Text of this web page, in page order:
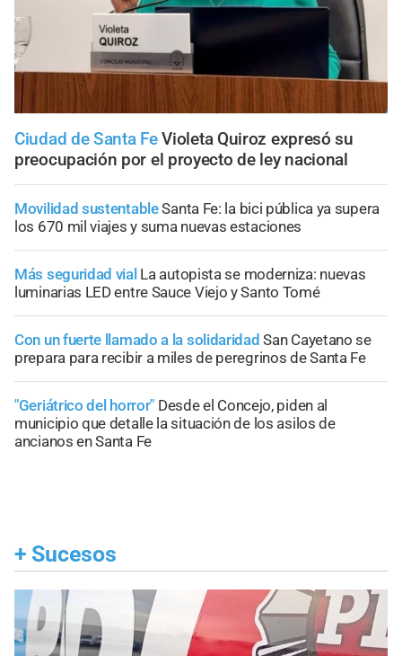
Ciudad de Santa Fe Violeta Quiroz expresó su
preocupación por el proyecto de ley nacional
Movilidad sustentableSanta Fe: la bici pública ya supera
los 670 mil viajes y suma nuevas estaciones
Más seguridad vial La autopista se moderniza: nuevas
luminarias LED entre Sauce Viejo y Santo Tomé
Con un fuerte llamado a la solidaridad San Cayetano se
prepara para recibir a miles de peregrinos de Santa Fe
"Geriátrico del horror" Desde el Concejo, piden al
municipio que detalle la situación de los asilos de
ancianos en Santa Fe
+ Sucesos